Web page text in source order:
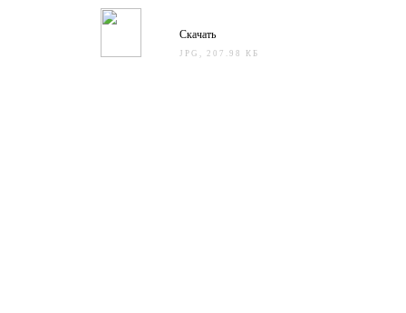
Скачать
JPG, 207.98 КБ